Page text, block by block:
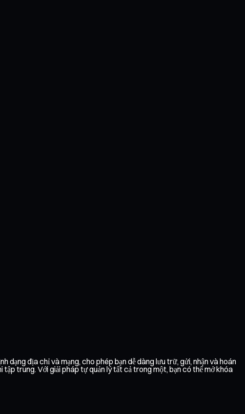
dạng địa chỉ và mạng, cho phép bạn dễ dàng lưu trữ, gửi, nhận và hoán
trung. Với giải pháp tự quản lý tất cả trong một, bạn có thể mở khóa